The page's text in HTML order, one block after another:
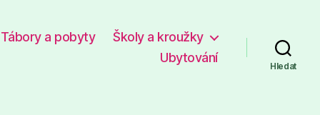
Tábory a pobyty
Školy a kroužky
Ubytování
Hledat